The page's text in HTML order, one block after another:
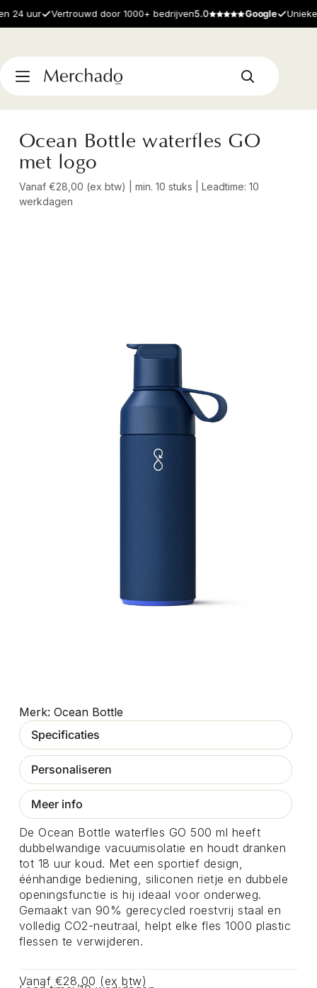
uur Vertrouwd door 1000+ bedrijven5.0 Google Unieke
Ocean Bottle waterfles GO
met logo
Vanaf €28,00 (ex btw) | min. 10 stuks | Leadtime: 10
werkdagen
Ocean Bottle
Specificaties
Personaliseren
Meer info
De Ocean Bottle waterfles GO 500 ml heeft
dubbelwandige vacuumisolatie en houdt dranken
tot 18 uur koud. Met een sportief design,
éénhandige bediening, siliconen rietje en dubbele
openingsfunctie is hij ideaal voor onderweg.
Gemaakt van 90% gerecycled roestvrij staal en
volledig CO2-neutraal, helpt elke fles 1000 plastic
flessen te verwijderen.
Vanaf €28,00 (ex btw)